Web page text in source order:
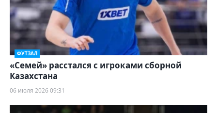
ФУТЗАЛ
«Семей» расстался с игроками сборной
Казахстана
06 июля 2026 09:31